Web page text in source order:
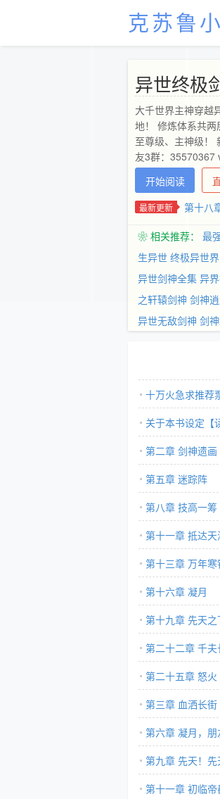
克苏鲁
异世终极
大千世界主神穿越
地！ 修炼体系共两
至尊级、主神级！
友3群：35570367
开始阅读
最新更新 第十八
❀ 相关推荐： 最
生异世 终极异世界
异世剑神全集 异
之轩辕剑神 剑神
异世无敌剑神 剑
十万火急求推荐
关于本书设定【
要】
第二章 剑神遗画
第五章 迷踪阵
第八章 技高一筹
第十一章 抵达天
第十三章 万年寒
第十六章 凝月
第十九章 先天
第二十二章 千夫
第二十五章 怒火
第三章 血洒长街
第六章 凝月，朋
第九章 先天！先
第十一章 初临帝